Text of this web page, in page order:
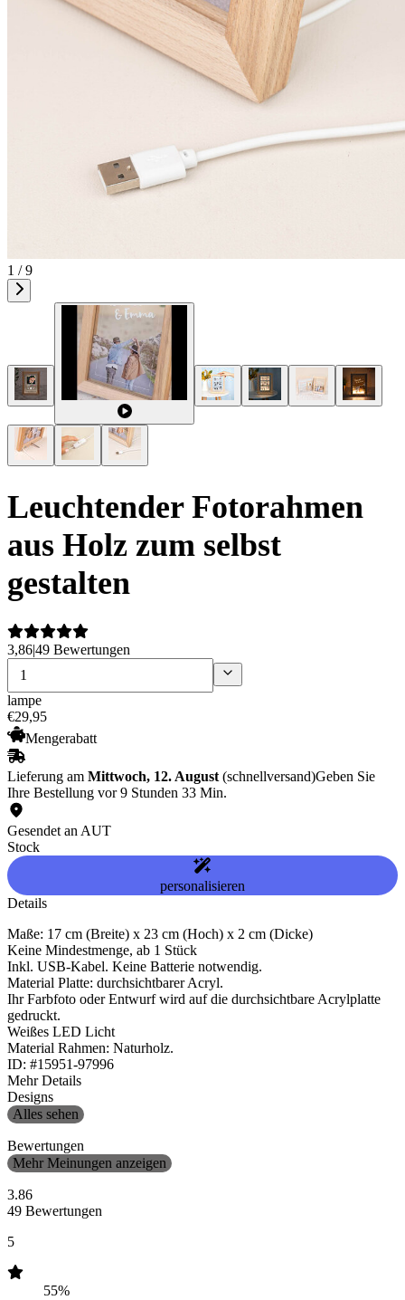
1 / 9
Leuchtender Fotorahmen
aus Holz zum selbst
gestalten
3,86|49 Bewertungen
lampe
€29,95
Mengerabatt
Lieferung am Mittwoch, 12. August (schnellversand)Geben Sie
Ihre Bestellung vor 9 Stunden 33 Min.
Gesendet an AUT
Stock
personalisieren
Details
Maße: 17 cm (Breite) x 23 cm (Hoch) x 2 cm (Dicke)
Keine Mindestmenge, ab 1 Stück
Inkl. USB-Kabel. Keine Batterie notwendig.
Material Platte: durchsichtbarer Acryl.
Ihr Farbfoto oder Entwurf wird auf die durchsichtbare Acrylplatte
gedruckt.
Weißes LED Licht
Material Rahmen: Naturholz.
ID: #15951-97996
Mehr Details
Designs
Alles sehen
Bewertungen
Mehr Meinungen anzeigen
3.86
49 Bewertungen
5
55%